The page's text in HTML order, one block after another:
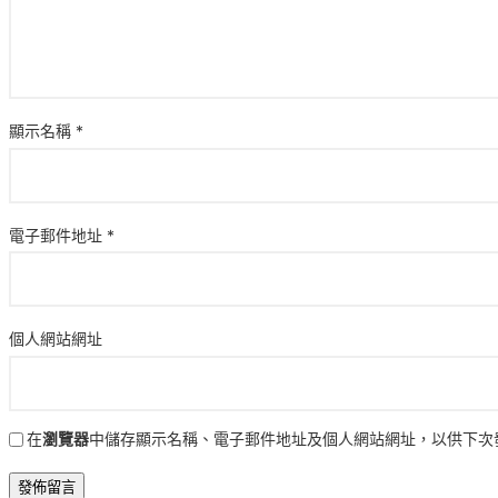
顯示名稱 *
電子郵件地址 *
個人網站網址
在瀏覽器中儲存顯示名稱、電子郵件地址及個人網站網址，以供下次